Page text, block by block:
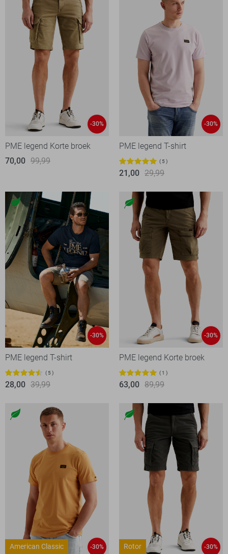
-30%
PME legend Korte broek
70,00 99,99
-30%
PME legend T-shirt
5
21,00 29,99
-30%
PME legend T-shirt
5
28,00 39,99
-30%
PME legend Korte broek
1
63,00 89,99
American Classic -30% Rotor -30%